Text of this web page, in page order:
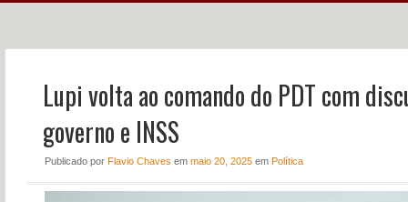
NOTÍCIAS PERFIL
Lupi volta ao comando do PDT com
governo e INSS
Publicado por Flavio Chaves em maio 20, 2025em Política